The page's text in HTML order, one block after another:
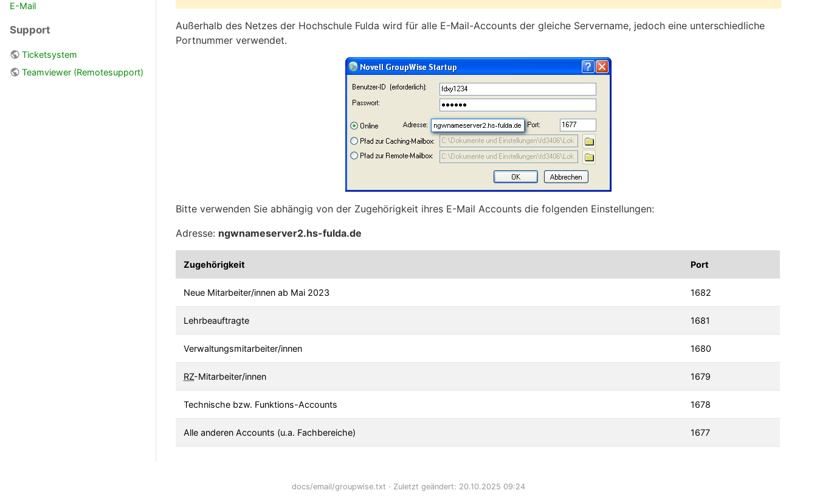
E-Mail
Support
Ticketsystem
Teamviewer (Remotesupport)
Außerhalb des Netzes der Hochschule Fulda wird für alle E-Mail-Accounts der gleiche Servername, jedoch eine unterschiedliche
Portnummer verwendet.
Bitte verwenden Sie abhängig von der Zugehörigkeit ihres E-Mail Accounts die folgenden Einstellungen:
Adresse: ngwnameserver2.hs-fulda.de
Zugehörigkeit Port
Neue Mitarbeiter/innen ab Mai 2023 1682
Lehrbeauftragte 1681
Verwaltungsmitarbeiter/innen 1680
RZ-Mitarbeiter/innen 1679
Technische bzw. Funktions-Accounts 1678
Alle anderen Accounts (u.a. Fachbereiche) 1677
docs/email/groupwise.txt · Zuletzt geändert: 20.10.2025 09:24